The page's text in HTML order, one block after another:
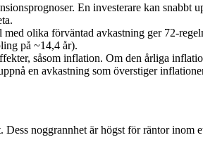
En investerare kan snabbt
olika förväntad avkastning ger 72-
på ~14,4 år).
såsom inflation. Om den årliga
en avkastning som överstiger
noggrannhet är högst för räntor inom